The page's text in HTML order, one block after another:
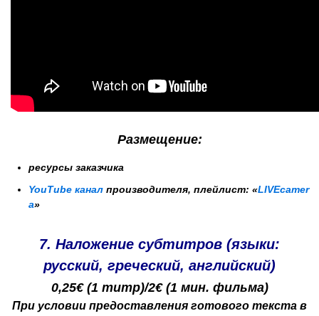
Размещение:
ресурсы заказчика
YouTube канал производителя, плейлист: «LIVEcamer
a»
7. Наложение субтитров (языки:
русский, греческий, английский)
0,25€ (1 титр)/2€ (1 мин. фильма)
При условии предоставления готового текста в